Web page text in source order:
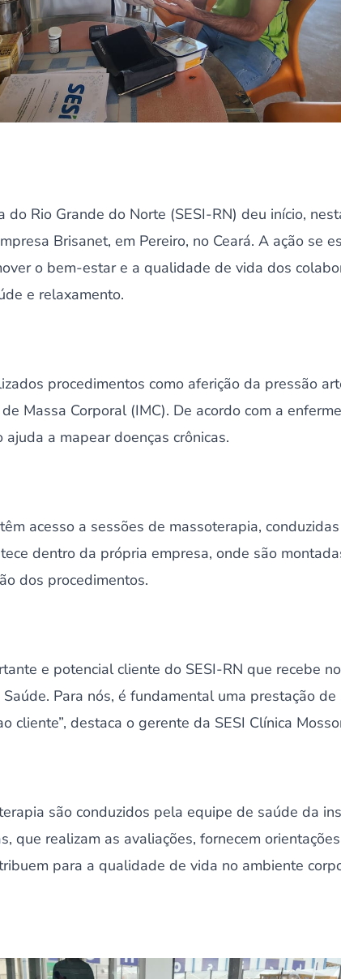
do Rio Grande do Norte (SESI-RN) deu início,
Brisanet, em Pereiro, no Ceará. A ação se
o bem-estar e a qualidade de vida dos
e relaxamento.
procedimentos como aferição da pressão
Massa Corporal (IMC). De acordo com a
a mapear doenças crônicas.
acesso a sessões de massoterapia,
dentro da própria empresa, onde são
dos procedimentos.
e potencial cliente do SESI-RN que recebe
Para nós, é fundamental uma prestação
cliente”, destaca o gerente da SESI Clínica
são conduzidos pela equipe de saúde da
que realizam as avaliações, fornecem
para a qualidade de vida no ambiente